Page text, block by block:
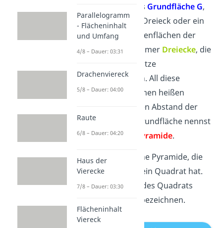
als Grundfläche G,
zum Beispiel ein Dreieck oder ein
Quadrat. Die Seitenflächen der
Pyramide sind immer Dreiecke, die
oben zu einer Spitze
zusammenlaufen. All diese
Dreiecke zusammen heißen
. Den Abstand der
Spitze von der Grundfläche nennst
du Höhe h der Pyramide.
Hier siehst du eine Pyramide, die
als Grundfläche ein Quadrat hat.
DieSeitenlänge
des Quadrats
bezeichnen.
Parallelogramm
- Flächeninhalt
und Umfang
4/8 – Dauer: 03:31
Drachenviereck
5/8 – Dauer: 04:00
Raute
6/8 – Dauer: 04:20
Haus der
Vierecke
7/8 – Dauer: 03:30
Flächeninhalt
Viereck